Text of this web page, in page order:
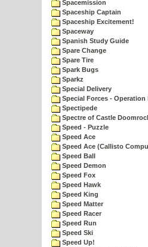
Spacemission
Spaceship Captain
Spaceship Excitement!
Spaceway
Spanish Study Guide
Spare Change
Spare Tire
Spark Bugs
Sparkz
Special Delivery
Special Forces - Operation
Spectipede
Spectre of Castle
Speed - Puzzle
Speed Ace
Speed Ace (Callisto
Speed Ball
Speed Demon
Speed Fox
Speed Hawk
Speed King
Speed Matter
Speed Racer
Speed Run
Speed Ski
Speed Up!